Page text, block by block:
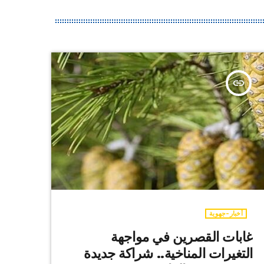
insert_link
أخبار-جهوية
غابات القصرين في مواجهة
التغيرات المناخية.. شراكة جديدة